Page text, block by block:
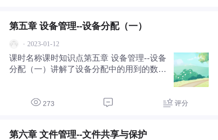
第五章 设备管理--设备分配（一）
· 2023-01-12
课时名称课时知识点第五章 设备管理--设备
分配（一）讲解了设备分配中的用到的数据
273 评分
第六章 文件管理--文件共享与保护